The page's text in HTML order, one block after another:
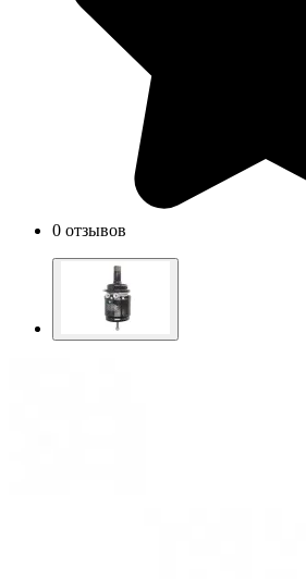
0 отзывов